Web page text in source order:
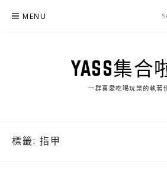
MENU
YASS集合
一群喜愛吃喝玩樂的執著
標籤: 指甲